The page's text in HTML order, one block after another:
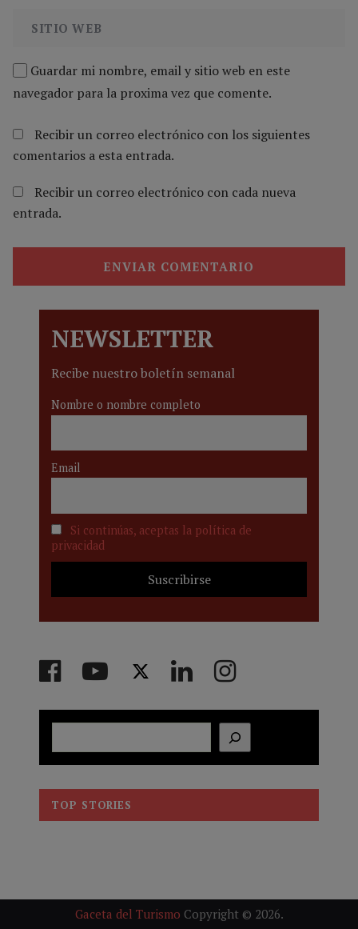
Guardar mi nombre, email y sitio web en este
navegador para la proxima vez que comente.
Recibir un correo electrónico con los siguientes
comentarios a esta entrada.
Recibir un correo electrónico con cada nueva
entrada.
NEWSLETTER
Recibe nuestro boletín semanal
Nombre o nombre completo
Email
Si continúas, aceptas la política de
privacidad
TOP STORIES
Gaceta del Turismo Copyright © 2026.